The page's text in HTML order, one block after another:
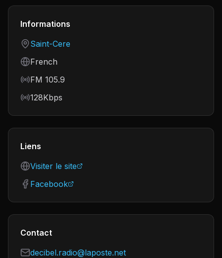
Informations
Country
Saint-Cere
Language
French
Frequency
FM 105.9
Bitrate
128Kbps
Liens
Visiter le site
Facebook
Contact
decibel.radio@laposte.net